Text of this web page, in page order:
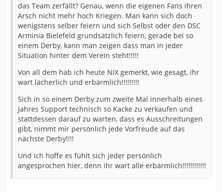
das Team zerfällt? Genau, wenn die eigenen Fans ihren
Arsch nicht mehr hoch Kriegen. Man kann sich doch
wenigstens selber feiern und sich Selbst oder den DSC
Arminia Bielefeld grundsätzlich feiern, gerade bei so
einem Derby, kann man zeigen dass man in jeder
Situation hinter dem Verein steht!!!!!
Von all dem hab ich heute NIX gemerkt, wie gesagt, ihr
wart lächerlich und erbärmlich!!!!!!!!!
Sich in so einem Derby zum zweite Mal innerhalb eines
Jahres Support technisch so Kacke zu verkaufen und
stattdessen darauf zu warten, dass es Ausschreitungen
gibt, nimmt mir persönlich jede Vorfreude auf das
nächste Derby!!!!
Und ich hoffe es fühlt sich jeder persönlich
angesprochen hier, denn ihr wart alle erbärmlich!!!!!!!!!!!!